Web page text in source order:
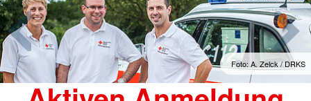
Foto: A. Zelck / DRKS